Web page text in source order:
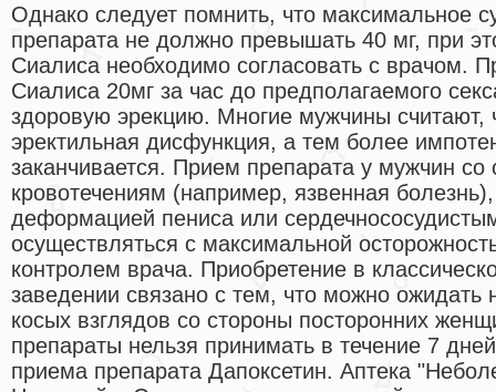
Однако следует помнить, что максимальное
препарата не должно превышать 40 мг, при
Сиалиса необходимо согласовать с врачом.
Сиалиса 20мг за час до предполагаемого
здоровую эрекцию. Многие мужчины считают,
эректильная дисфункция, а тем более
заканчивается. Прием препарата у мужчин со
кровотечениям (например, язвенная
деформацией пениса или
осуществляться с максимальной
контролем врача. Приобретение в
заведении связано с тем, что можно ожидать
косых взглядов со стороны посторонних
препараты нельзя принимать в течение 7
приема препарата Дапоксетин. Аптека